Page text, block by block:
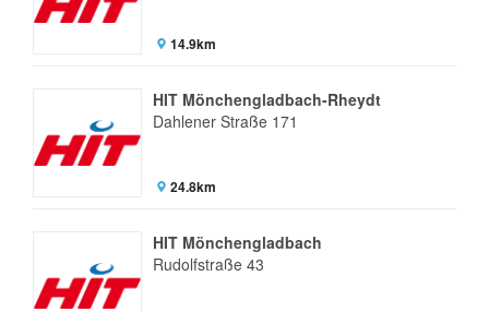
14.9km
HIT Mönchengladbach-Rheydt
Dahlener Straße 171
24.8km
HIT Mönchengladbach
Rudolfstraße 43